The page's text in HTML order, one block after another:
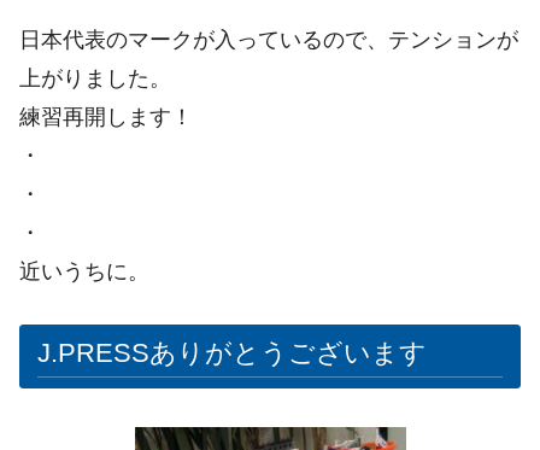
日本代表のマークが入っているので、テンションが
上がりました。
練習再開します！
・
・
・
近いうちに。
J.PRESSありがとうございます